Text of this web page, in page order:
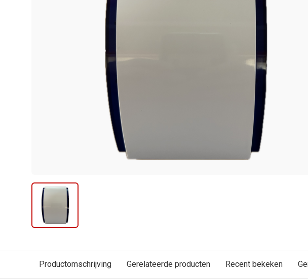
Productomschrijving Gerelateerde producten Recent bekeken